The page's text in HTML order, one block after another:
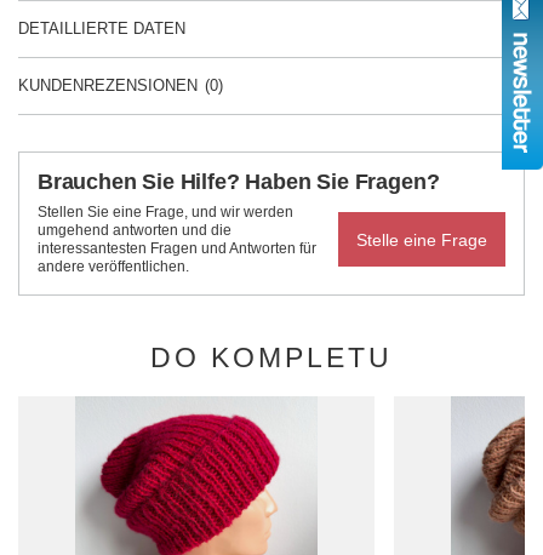
DETAILLIERTE DATEN
KUNDENREZENSIONEN (0)
Brauchen Sie Hilfe? Haben Sie Fragen?
Stellen Sie eine Frage, und wir werden
umgehend antworten und die
interessantesten Fragen und Antworten für
andere veröffentlichen.
Stelle eine Frage
DO KOMPLETU